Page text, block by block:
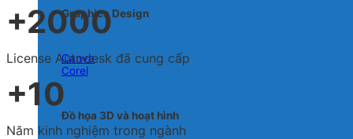
Graphics Design
Canva
Corel
Đồ họa 3D và hoạt hình
+2000
License Autodesk đã cung cấp
+10
Năm kinh nghiệm trong ngành